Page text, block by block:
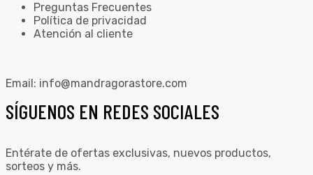
Preguntas Frecuentes
Política de privacidad
Atención al cliente
Email: info@mandragorastore.com
SÍGUENOS EN REDES SOCIALES
Entérate de ofertas exclusivas, nuevos productos,
sorteos y más.